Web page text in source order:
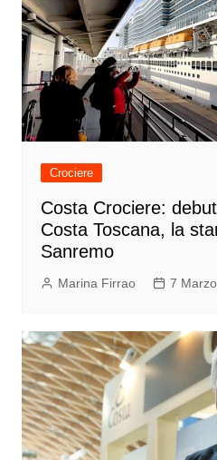
Crociere
Costa Crociere:
Costa Toscana, la
Sanremo
Marina Firrao 7